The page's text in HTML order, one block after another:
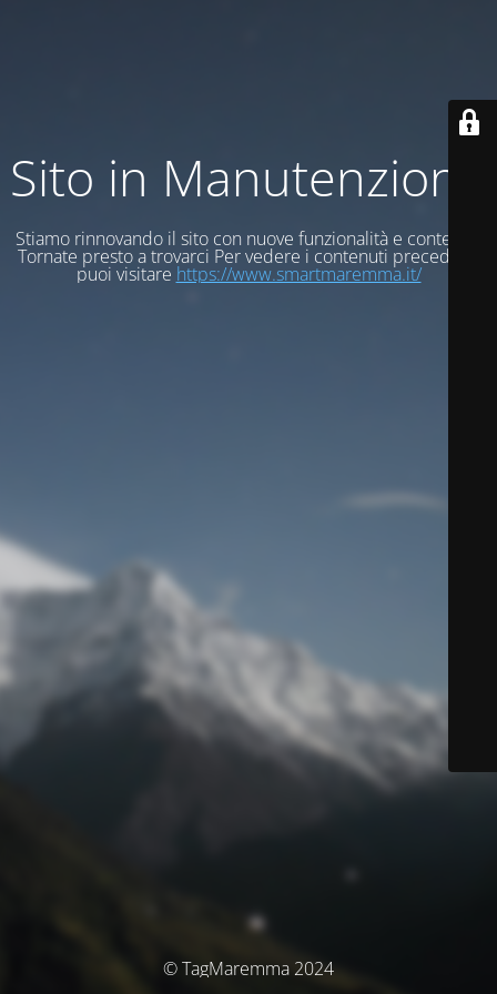
Sito in Manutenzione
Stiamo rinnovando il sito con nuove funzionalità e contenuti
Tornate presto a trovarci Per vedere i contenuti precedenti
puoi visitare https://www.smartmaremma.it/
© TagMaremma 2024